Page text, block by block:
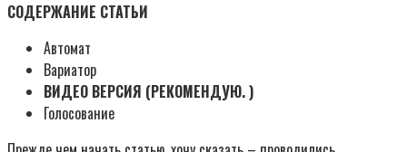
СОДЕРЖАНИЕ СТАТЬИ
Автомат
Вариатор
ВИДЕО ВЕРСИЯ (РЕКОМЕНДУЮ. )
Голосование